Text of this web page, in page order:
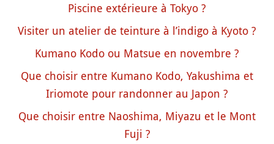
Piscine extérieure à Tokyo ?
Visiter un atelier de teinture à l’indigo à Kyoto ?
Kumano Kodo ou Matsue en novembre ?
Que choisir entre Kumano Kodo, Yakushima et
Iriomote pour randonner au Japon ?
Que choisir entre Naoshima, Miyazu et le Mont
Fuji ?